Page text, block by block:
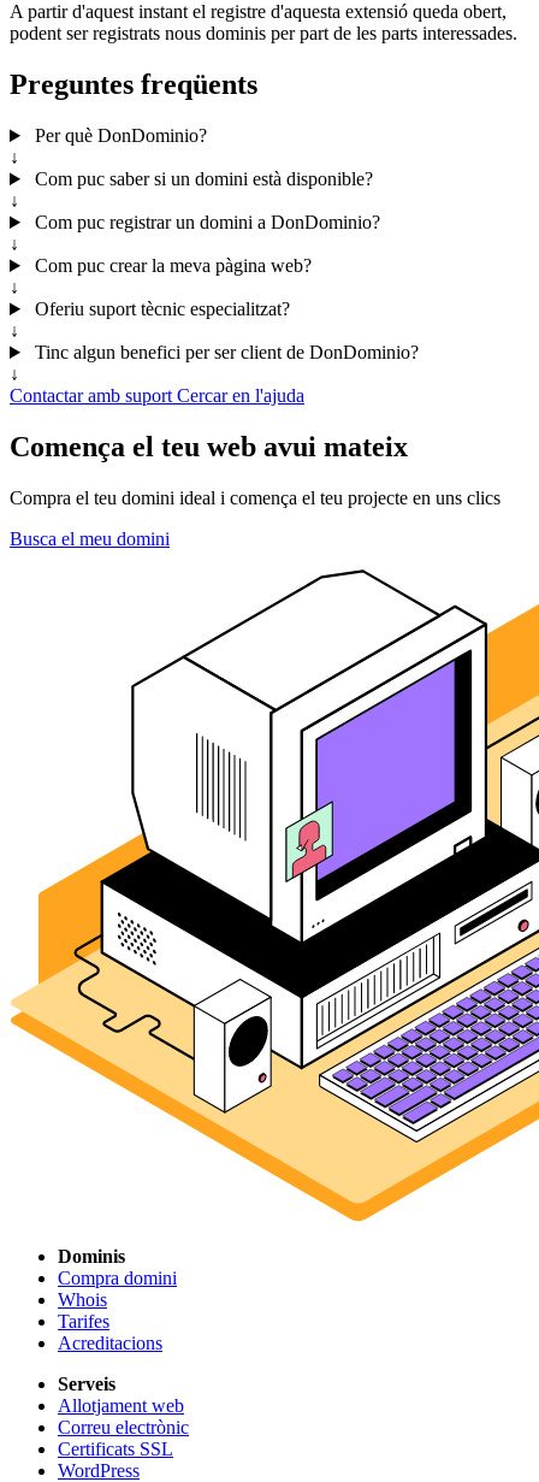
A partir d'aquest instant el registre d'aquesta extensió queda obert,
podent ser registrats nous dominis per part de les parts interessades.
Preguntes freqüents
Per què DonDominio?
↓
Com puc saber si un domini està disponible?
↓
Com puc registrar un domini a DonDominio?
↓
Com puc crear la meva pàgina web?
↓
Oferiu suport tècnic especialitzat?
↓
Tinc algun benefici per ser client de DonDominio?
↓
Contactar amb suport Cercar en l'ajuda
Comença el teu web avui mateix
Compra el teu domini ideal i comença el teu projecte en uns clics
Busca el meu domini
Dominis
Compra domini
Whois
Tarifes
Acreditacions
Serveis
Allotjament web
Correu electrònic
Certificats SSL
WordPress